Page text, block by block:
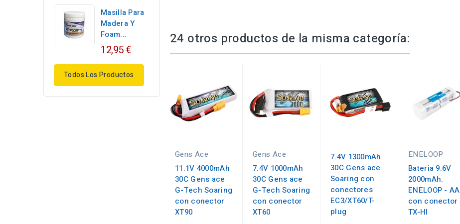
Masilla Para
Madera Y
Foam...
12,95 €
Todos Los Productos
24 otros productos de la misma categoría:
Gens Ace
11.1V 4000mAh
30C Gens ace
G-Tech Soaring
con conector
XT90
Gens Ace
7.4V 1000mAh
30C Gens ace
G-Tech Soaring
con conector
XT60
7.4V 1300mAh
30C Gens ace
Soaring con
conectores
EC3/XT60/T-
plug
ENELOOP
Bateria 9.6V
2000mAh.
ENELOOP - AA
con conector
TX-HI